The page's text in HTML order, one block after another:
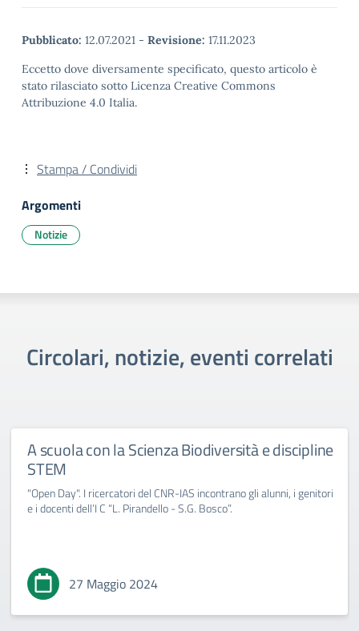
Pubblicato: 12.07.2021 - Revisione: 17.11.2023
Eccetto dove diversamente specificato, questo articolo è
stato rilasciato sotto Licenza Creative Commons
Attribuzione 4.0 Italia.
Stampa / Condividi
Argomenti
Notizie
Circolari, notizie, eventi correlati
A scuola con la Scienza Biodiversità e discipline
STEM
"Open Day". I ricercatori del CNR-IAS incontrano gli alunni, i genitori
e i docenti dell’I C “L. Pirandello - S.G. Bosco”.
27 Maggio 2024